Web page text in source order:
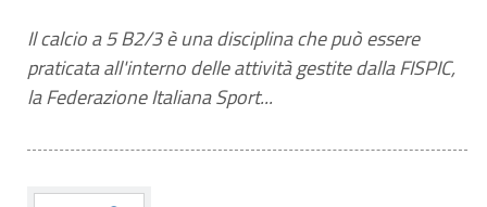
Il calcio a 5 B2/3 è una disciplina che può essere
praticata all'interno delle attività gestite dalla FISPIC,
la Federazione Italiana Sport...